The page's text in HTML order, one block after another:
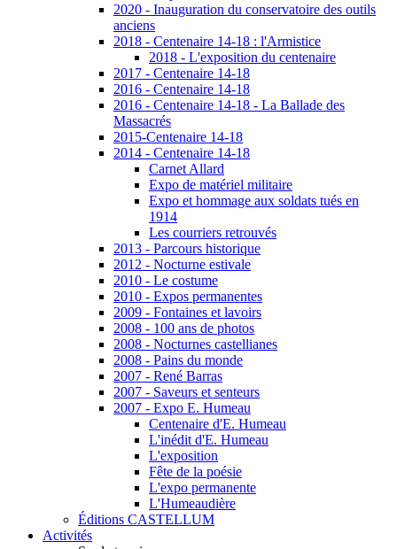
2020 - Inauguration du conservatoire des outils
anciens
2018 - Centenaire 14-18 : l'Armistice
2018 - L'exposition du centenaire
2017 - Centenaire 14-18
2016 - Centenaire 14-18
2016 - Centenaire 14-18 - La Ballade des
Massacrés
2015-Centenaire 14-18
2014 - Centenaire 14-18
Carnet Allard
Expo de matériel militaire
Expo et hommage aux soldats tués en
1914
Les courriers retrouvés
2013 - Parcours historique
2012 - Nocturne estivale
2010 - Le costume
2010 - Expos permanentes
2009 - Fontaines et lavoirs
2008 - 100 ans de photos
2008 - Nocturnes castellianes
2008 - Pains du monde
2007 - René Barras
2007 - Saveurs et senteurs
2007 - Expo E. Humeau
Centenaire d'E. Humeau
L'inédit d'E. Humeau
L'exposition
Fête de la poésie
L'expo permanente
L'Humeaudière
Éditions CASTELLUM
Activités